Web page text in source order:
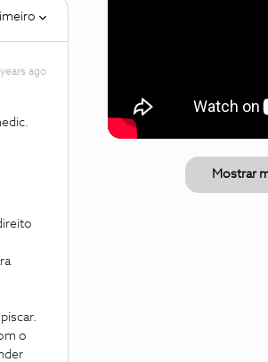
ago
o
Mostrar